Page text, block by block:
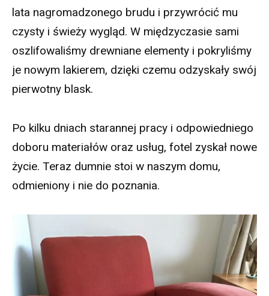
lata nagromadzonego brudu i przywrócić mu
czysty i świeży wygląd. W międzyczasie sami
oszlifowaliśmy drewniane elementy i pokryliśmy
je nowym lakierem, dzięki czemu odzyskały swój
pierwotny blask.
Po kilku dniach starannej pracy i odpowiedniego
doboru materiałów oraz usług, fotel zyskał nowe
życie. Teraz dumnie stoi w naszym domu,
odmieniony i nie do poznania.